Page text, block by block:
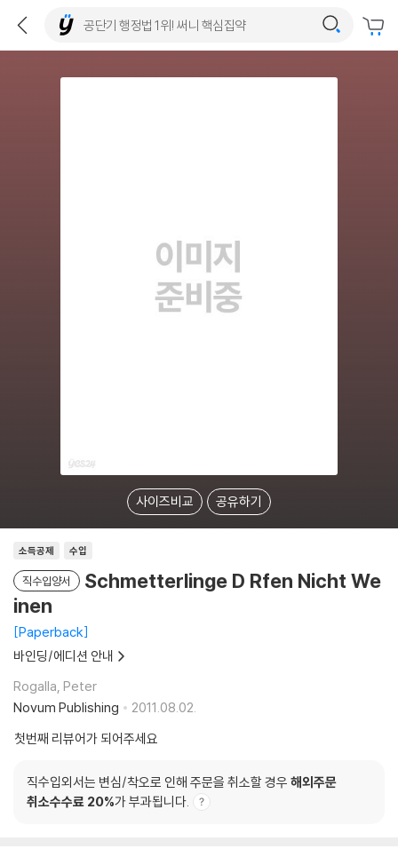
사이즈비교 공유하기
소득공제 수입
직수입양서
Schmetterlinge D Rfen Nicht We
inen
Paperback
바인딩/에디션 안내
Rogalla, Peter
Novum Publishing
2011.08.02.
첫번째 리뷰어가 되어주세요
직수입외서는 변심/착오로 인해 주문을 취소할 경우 해외주문
취소수수료 20%가 부과됩니다.